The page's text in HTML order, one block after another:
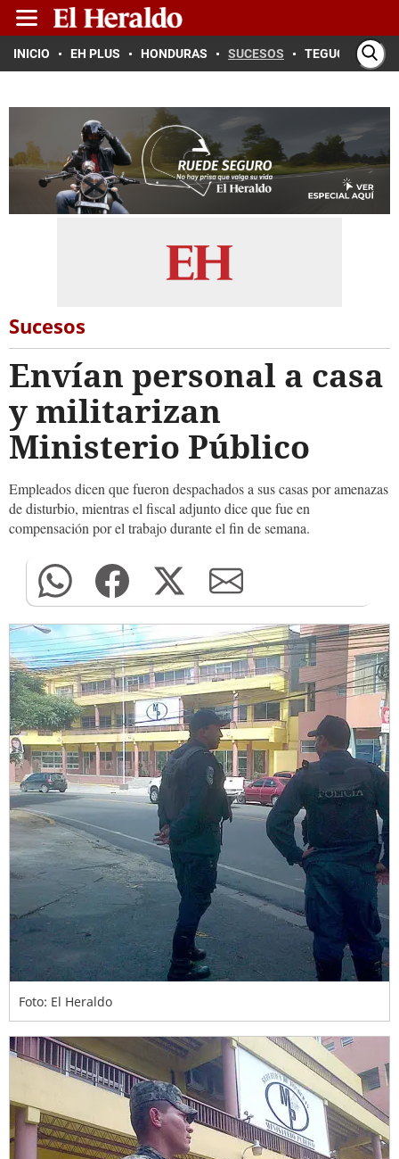
INICIO EH PLUS HONDURAS SUCESOS TEGUCIGALPA
Sucesos
Envían personal a casa
y militarizan
Ministerio Público
Empleados dicen que fueron despachados a sus casas por amenazas
de disturbio, mientras el fiscal adjunto dice que fue en
compensación por el trabajo durante el fin de semana.
Foto: El Heraldo